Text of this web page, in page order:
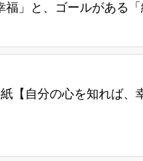
福」と、ゴールがある「
【自分の心を知れば、